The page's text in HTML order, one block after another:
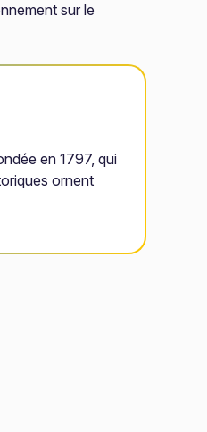
sur le
en 1797, qui
ornent